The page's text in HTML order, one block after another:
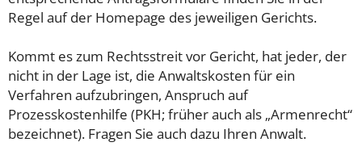
Regel auf der Homepage des jeweiligen Gerichts.
Kommt es zum Rechtsstreit vor Gericht, hat jeder, der
nicht in der Lage ist, die Anwaltskosten für ein
Verfahren aufzubringen, Anspruch auf
Prozesskostenhilfe (PKH; früher auch als „Armenrecht“
bezeichnet). Fragen Sie auch dazu Ihren Anwalt.